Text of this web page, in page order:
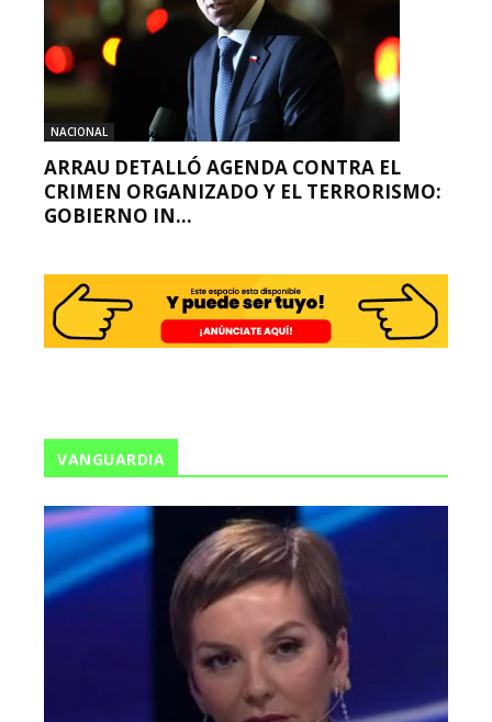
NACIONAL
ARRAU DETALLÓ AGENDA CONTRA EL
CRIMEN ORGANIZADO Y EL TERRORISMO:
GOBIERNO IN...
VANGUARDIA